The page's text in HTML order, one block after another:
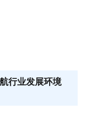
行业发展环境